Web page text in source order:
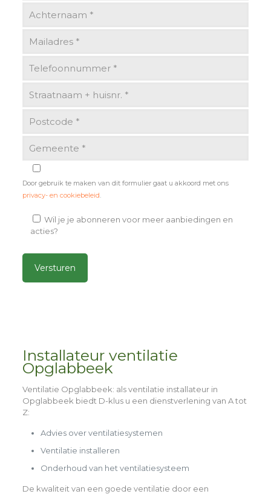
Door gebruik te maken van dit formulier gaat u akkoord met ons
privacy- en cookiebeleid
Wil je je abonneren voor meer aanbiedingen en
acties?
Installateur ventilatie
Opglabbeek
Ventilatie Opglabbeek: als ventilatie installateur in
Opglabbeek biedt D-klus u een dienstverlening van A tot
Z:
Advies over ventilatiesystemen
Ventilatie installeren
Onderhoud van het ventilatiesysteem
De kwaliteit van een goede ventilatie door een